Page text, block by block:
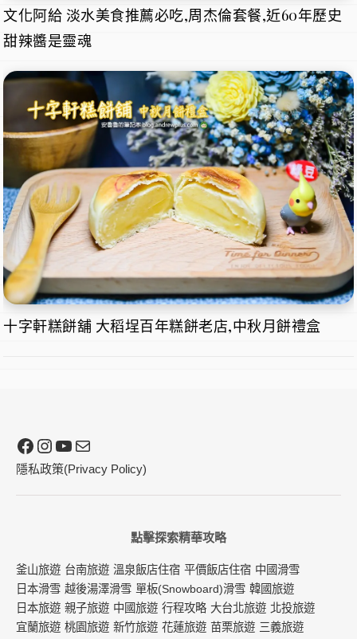
文化阿給 淡水美食推薦必吃,周杰倫套餐,近60年歷史
甜辣醬是靈魂
十字軒糕餅舖 大稻埕百年糕餅老店,中秋月餅禮盒
Facebook
Instagram
YouTube電子郵件
隱私政策(Privacy Policy)
點擊探索精華攻略
釜山旅遊 台南旅遊 溫泉飯店住宿 平價飯店住宿 中國滑雪
日本滑雪 越後湯澤滑雪 單板(Snowboard)滑雪 韓國旅遊
日本旅遊 親子旅遊 中國旅遊 行程攻略 大台北旅遊 北投旅遊
宜蘭旅遊 桃園旅遊 新竹旅遊 花蓮旅遊 苗栗旅遊 三義旅遊